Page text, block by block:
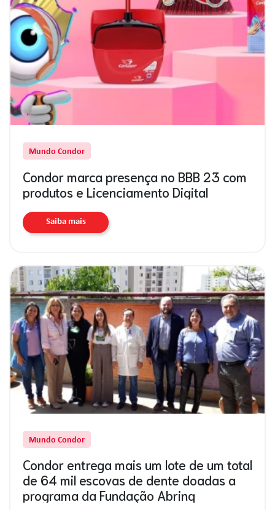
Mundo Condor
Condor marca presença no BBB 23 com
produtos e Licenciamento Digital
Saiba mais
Mundo Condor
Condor entrega mais um lote de um total
de 64 mil escovas de dente doadas a
programa da Fundação Abrinq